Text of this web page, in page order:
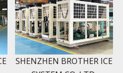
SHENZHEN BROTHER ICE